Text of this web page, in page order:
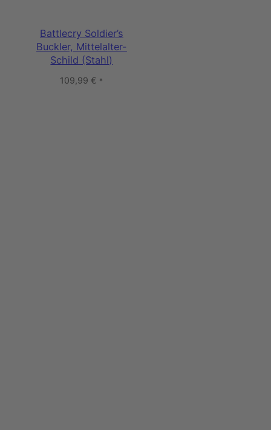
Battlecry Soldier’s
Buckler, Mittelalter-
Schild (Stahl)
109,99 € *